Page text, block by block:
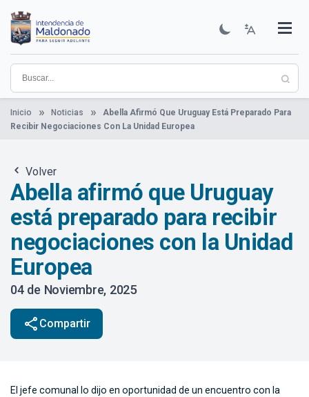
contenido
principal
Institucional
Municipios
Descubre Maldonado
Comunicación
Servicios
Guía De Trámites
Ver Noticias
Inicio Noticias
Abella Afirmó Que Uruguay Está Preparado Para
Recibir Negociaciones Con La Unidad Europea
Volver
Abella afirmó que Uruguay
está preparado para recibir
negociaciones con la Unidad
Europea
04 de Noviembre, 2025
share Compartir
El jefe comunal lo dijo en oportunidad de un encuentro con la